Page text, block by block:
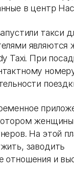
в центр
такси
Taxi. При
На этой
заводить
отношения и